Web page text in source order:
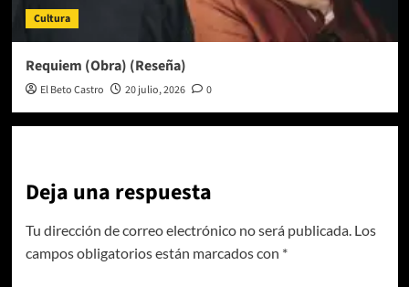
Cultura
Requiem (Obra) (Reseña)
El Beto Castro 20 julio, 2026 0
Deja una respuesta
Tu dirección de correo electrónico no será publicada. Los
campos obligatorios están marcados con *